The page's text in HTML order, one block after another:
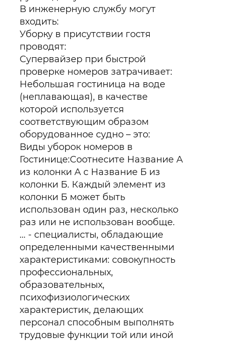
В инженерную службу могут
входить:
Уборку в присутствии гостя
проводят:
Супервайзер при быстрой
проверке номеров затрачивает:
Небольшая гостиница на воде
(неплавающая), в качестве
которой используется
соответствующим образом
оборудованное судно – это:
Виды уборок номеров в
Гостинице:Соотнесите Название А
из колонки А с Название Б из
колонки Б. Каждый элемент из
колонки Б может быть
использован один раз, несколько
раз или не использован вообще.
… - специалисты, обладающие
определенными качественными
характеристиками: совокупность
профессиональных,
образовательных,
психофизиологических
характеристик, делающих
персонал способным выполнять
трудовые функции той или иной